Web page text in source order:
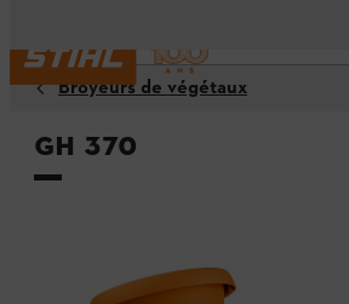
Broyeurs de végétaux
GH 370